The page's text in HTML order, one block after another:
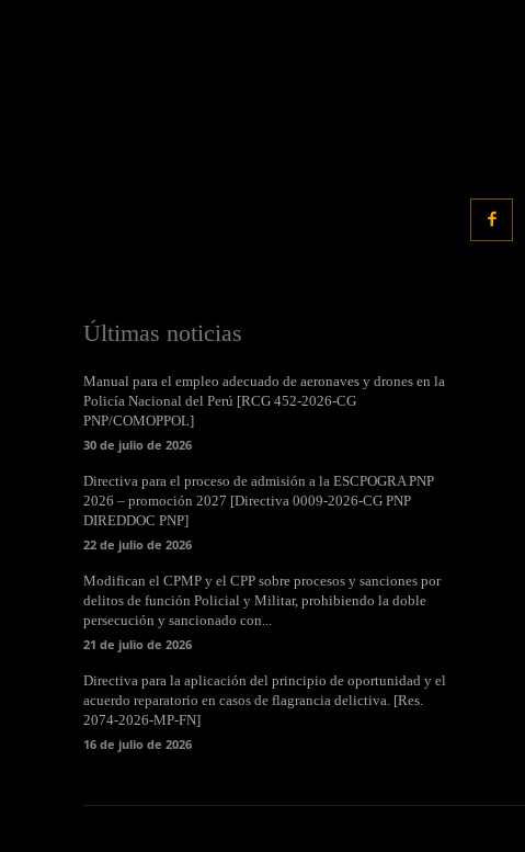
Últimas noticias
Manual para el empleo adecuado de aeronaves y drones en la
Policía Nacional del Perú [RCG 452-2026-CG
PNP/COMOPPOL]
30 de julio de 2026
Directiva para el proceso de admisión a la ESCPOGRA PNP
2026 – promoción 2027 [Directiva 0009-2026-CG PNP
DIREDDOC PNP]
22 de julio de 2026
Modifican el CPMP y el CPP sobre procesos y sanciones por
delitos de función Policial y Militar, prohibiendo la doble
persecución y sancionado con...
21 de julio de 2026
Directiva para la aplicación del principio de oportunidad y el
acuerdo reparatorio en casos de flagrancia delictiva. [Res.
2074-2026-MP-FN]
16 de julio de 2026